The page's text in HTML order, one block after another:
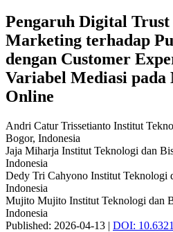
Pengaruh Digital Trust
Marketing terhadap
dengan Customer
Variabel Mediasi pada
Online
Andri Catur Trissetianto Institut
Bogor, Indonesia
Jaja Miharja Institut Teknologi dan
Indonesia
Dedy Tri Cahyono Institut Teknologi
Indonesia
Mujito Mujito Institut Teknologi dan
Indonesia
Published: 2026-04-13 | DOI: